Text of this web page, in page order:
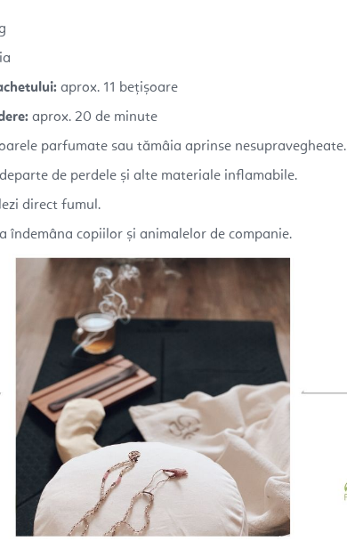
aprox. 11 bețișoare
aprox. 20 de minute
parfumate sau tămâia aprinse nesupravegheate.
de perdele și alte materiale inflamabile.
direct fumul.
îndemâna copiilor și animalelor de companie.